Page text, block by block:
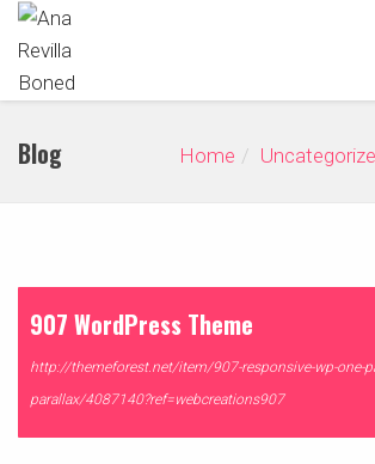
Blog Home
907 WordPress Theme
http://themeforest.net/item/907-responsive-wp-one-
parallax/4087140?ref=webcreations907